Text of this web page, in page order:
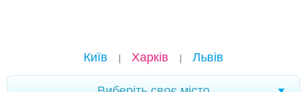
Київ Харків Львів